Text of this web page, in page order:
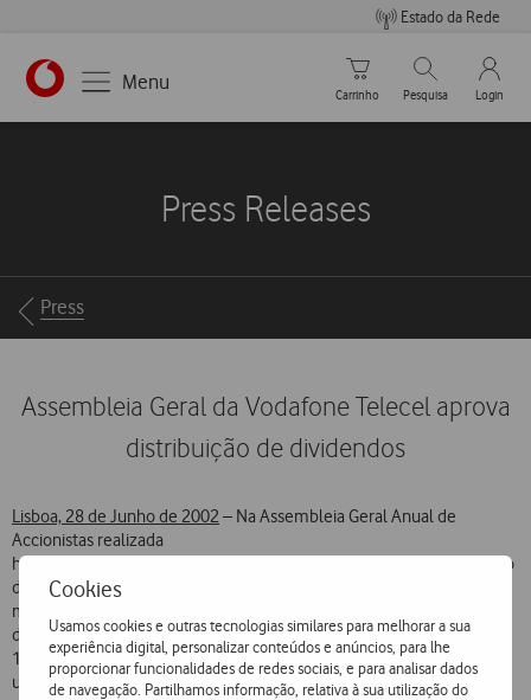
Cookies
Usamos cookies e outras tecnologias similares para melhorar a sua
experiência digital, personalizar conteúdos e anúncios, para lhe
proporcionar funcionalidades de redes sociais, e para analisar dados
de navegação. Partilhamos informação, relativa à sua utilização do
Estado da Rede
https://www.vodafone.pt
Menu
Carrinho de compras
Carrinho
Pesquisar
Pesquisa
My
Login
Press Releases
Breadcrumbs
Press
Assembleia Geral da Vodafone Telecel aprova
distribuição de dividendos
Lisboa, 28 de Junho de 2002– Na Assembleia Geral Anual de
Accionistas realizada
hoje, na sede social da Empresa, foi aprovada a proposta de aplicação
dos resultados líquidos obtidos em 2001, no valor de 104,831
milhões
de euros, que inclui a distribuição de dividendos de cerca de
14% destes resultados, no valor de 0,07 euros por acção, perfazendo
um total de 15,017 milhões de euros.